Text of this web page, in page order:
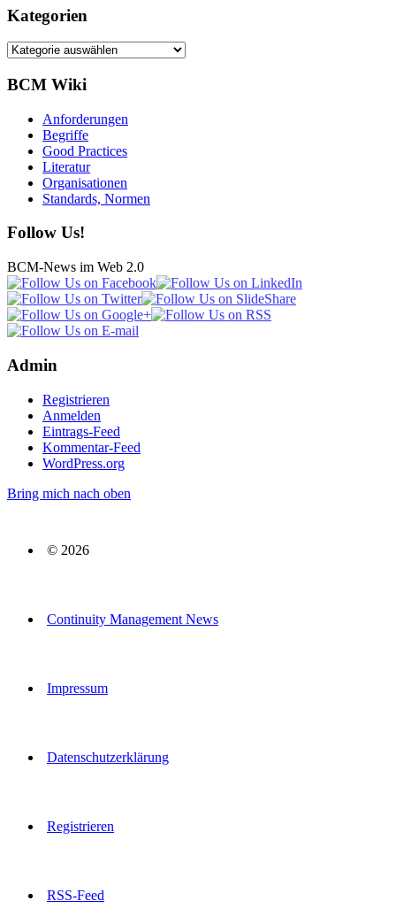
Kategorien
Kategorien
BCM Wiki
Anforderungen
Begriffe
Good Practices
Literatur
Organisationen
Standards, Normen
Follow Us!
BCM-News im Web 2.0
Admin
Registrieren
Anmelden
Eintrags-Feed
Kommentar-Feed
WordPress.org
Bring mich nach oben
© 2026
Continuity Management News
Impressum
Datenschutzerklärung
Registrieren
RSS-Feed